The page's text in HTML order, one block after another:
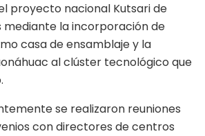
proyecto nacional Kutsari de
la incorporación de
casa de ensamblaje y la
al clúster tecnológico que
se realizaron reuniones
con directores de centros